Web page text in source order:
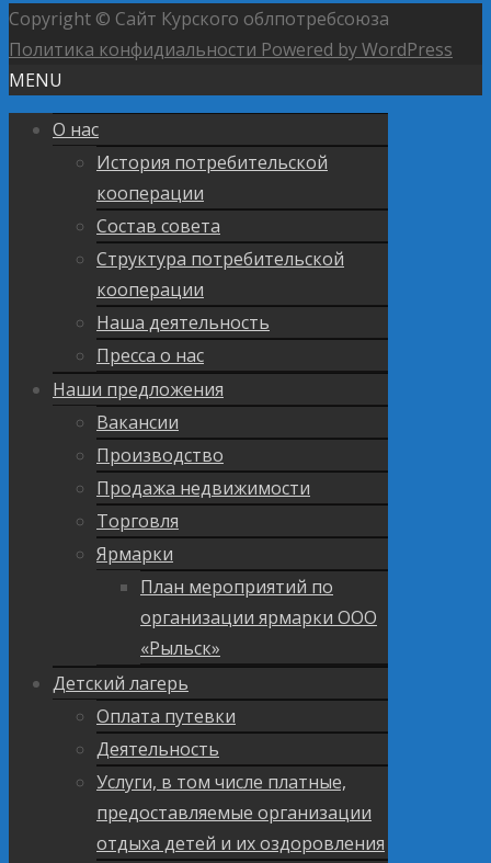
Copyright © Сайт Курского облпотребсоюза
Политика конфидиальности Powered by WordPress
MENU
О нас
История потребительской
кооперации
Состав совета
Структура потребительской
кооперации
Наша деятельность
Пресса о нас
Наши предложения
Вакансии
Производство
Продажа недвижимости
Торговля
Ярмарки
План мероприятий по
организации ярмарки ООО
«Рыльск»
Детский лагерь
Оплата путевки
Деятельность
Услуги, в том числе платные,
предоставляемые организации
отдыха детей и их оздоровления